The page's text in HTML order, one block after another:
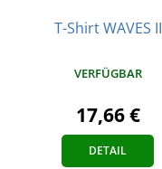
T-Shirt WAVES II
VERFÜGBAR
17,66 €
DETAIL